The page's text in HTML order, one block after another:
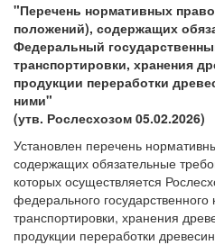
"Перечень нормативных
положений), содержащих
Федеральный
транспортировки, хранения
продукции переработки
ними"
(утв. Рослесхозом 05.02.2026)
Установлен перечень
содержащих обязательные
которых осуществляется
федерального
транспортировки, хранения
продукции переработки